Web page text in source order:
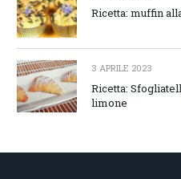
Ricetta: muffin
3 APRILE 2023
Ricetta:
limone